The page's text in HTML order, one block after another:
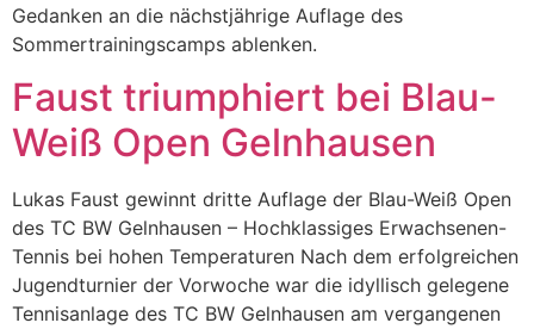
Gedanken an die nächstjährige Auflage des
Sommertrainingscamps ablenken.
Faust triumphiert bei Blau-
Weiß Open Gelnhausen
Lukas Faust gewinnt dritte Auflage der Blau-Weiß Open
des TC BW Gelnhausen – Hochklassiges Erwachsenen-
Tennis bei hohen Temperaturen Nach dem erfolgreichen
Jugendturnier der Vorwoche war die idyllisch gelegene
Tennisanlage des TC BW Gelnhausen am vergangenen